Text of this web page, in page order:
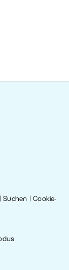
|Suchen |Cookie-